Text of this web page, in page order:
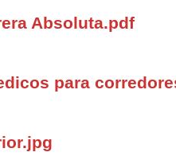
Absoluta.pdf
para